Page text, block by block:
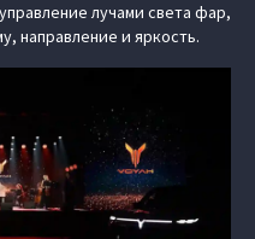
лучами света фар,
направление и яркость.